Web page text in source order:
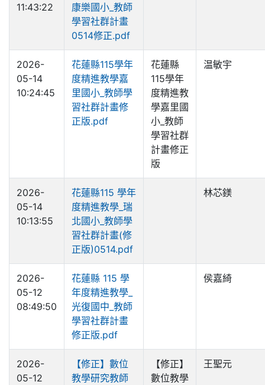
11:43:22
康樂國小_教師
學習社群計畫
0514修正.pdf
2026-
05-14
10:24:45
花蓮縣115學年
度精進教學嘉
里國小_教師學
習社群計畫修
正版.pdf
花蓮縣
115學年
度精進教
學嘉里國
小_教師
學習社群
計畫修正
版
温敏宇
2026-
05-14
10:13:55
花蓮縣115 學年
度精進教學_瑞
北國小_教師學
習社群計畫(修
正版)0514.pdf
林芯鎂
2026-
05-12
08:49:50
花蓮縣 115 學
年度精進教學_
光復國中_教師
學習社群計畫
修正版.pdf
侯嘉綺
2026-
05-12
【修正】數位
教學研究教師
【修正】
數位教學
王聖元